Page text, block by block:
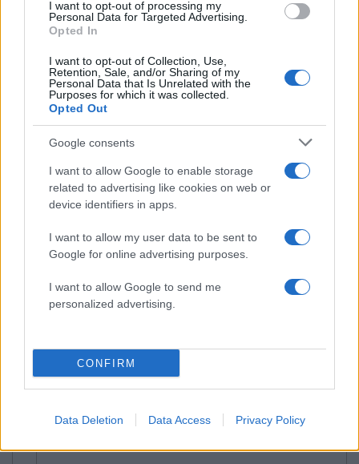
I want to opt-out of processing my
Personal Data for Targeted Advertising.
Opted In
I want to opt-out of Collection, Use,
Retention, Sale, and/or Sharing of my
Personal Data that Is Unrelated with the
Purposes for which it was collected.
Opted Out
Google consents
I want to allow Google to enable storage
related to advertising like cookies on web or
device identifiers in apps.
I want to allow my user data to be sent to
Google for online advertising purposes.
I want to allow Google to send me
personalized advertising.
CONFIRM
Data Deletion Data Access Privacy Policy
23:22 | 14.06.2026
23:21 | 14.06.2026
22'
μαρκάρισμα στο χώρο του
κέντρου - Έτσι, έχουμε μόλις μια
23:07 | 14.06.2026
15'Η Ιαπωνία έχει ανεβάσει στροφές
"οράνιε"
23:03 | 14.06.2026